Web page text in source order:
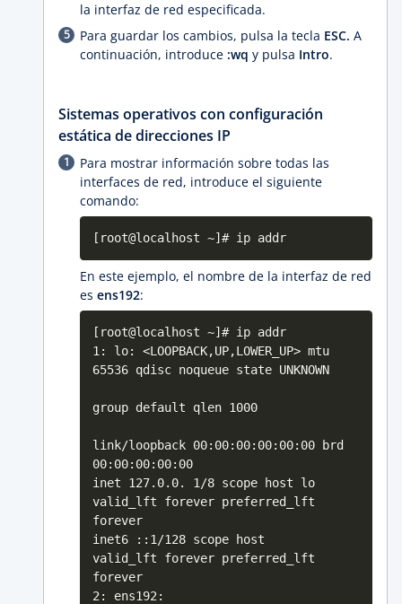
la interfaz de red especificada.
Para guardar los cambios, pulsa la tecla ESC. A
continuación, introduce :wq y pulsa Intro.
Sistemas operativos con configuración
estática de direcciones IP
Para mostrar información sobre todas las
interfaces de red, introduce el siguiente
comando:
[root@localhost ~]# ip addr
En este ejemplo, el nombre de la interfaz de red
es ens192:
[root@localhost ~]# ip addr
1: lo: <LOOPBACK,UP,LOWER_UP> mtu
65536 qdisc noqueue state UNKNOWN
group default qlen 1000
link/loopback 00:00:00:00:00:00 brd
00:00:00:00:00
inet 127.0.0. 1/8 scope host lo
valid_lft forever preferred_lft
forever
inet6 ::1/128 scope host
valid_lft forever preferred_lft
forever
2: ens192: